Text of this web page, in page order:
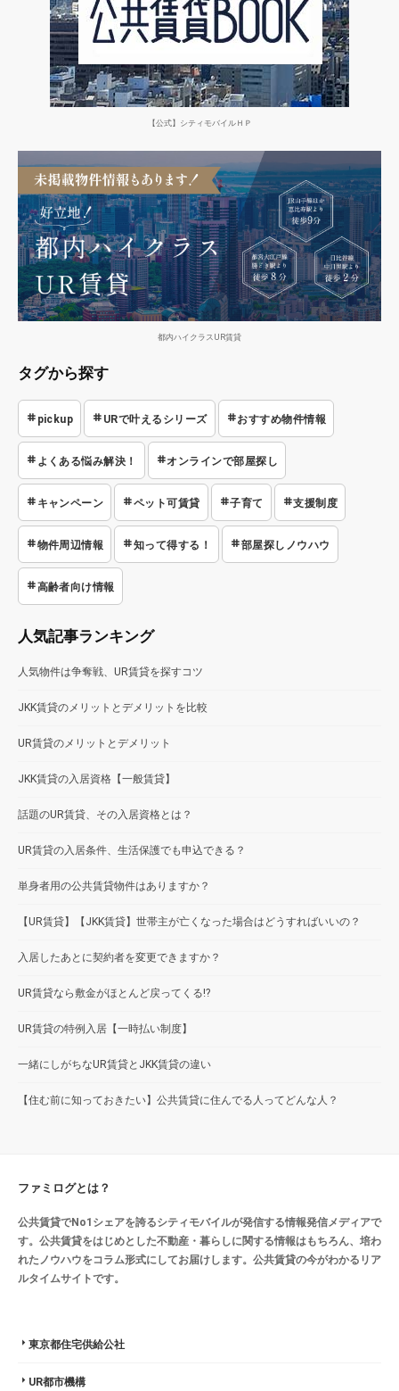
【公式】シティモバイルＨＰ
都内ハイクラスUR賃貸
タグから探す
pickup URで叶えるシリーズ おすすめ物件情報
よくある悩み解決！ オンラインで部屋探し
キャンペーン ペット可賃貸 子育て 支援制度
物件周辺情報 知って得する！ 部屋探しノウハウ
高齢者向け情報
人気記事ランキング
人気物件は争奪戦、UR賃貸を探すコツ
JKK賃貸のメリットとデメリットを比較
UR賃貸のメリットとデメリット
JKK賃貸の入居資格【一般賃貸】
話題のUR賃貸、その入居資格とは？
UR賃貸の入居条件、生活保護でも申込できる？
単身者用の公共賃貸物件はありますか？
【UR賃貸】【JKK賃貸】世帯主が亡くなった場合はどうすればいいの？
入居したあとに契約者を変更できますか？
UR賃貸なら敷金がほとんど戻ってくる!?
UR賃貸の特例入居【一時払い制度】
一緒にしがちなUR賃貸とJKK賃貸の違い
【住む前に知っておきたい】公共賃貸に住んでる人ってどんな人？
ファミログとは？
公共賃貸でNo1シェアを誇るシティモバイルが発信する情報発信メディアで
す。公共賃貸をはじめとした不動産・暮らしに関する情報はもちろん、培わ
れたノウハウをコラム形式にしてお届けします。公共賃貸の今がわかるリア
ルタイムサイトです。
東京都住宅供給公社
UR都市機構